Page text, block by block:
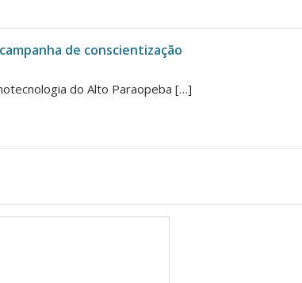
de conscientização
do Alto Paraopeba […]